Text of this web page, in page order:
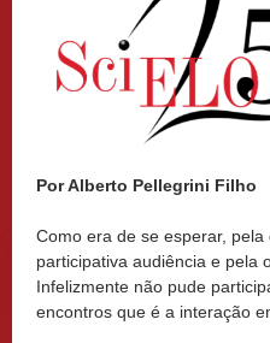
Por Alberto Pellegrini Filho
Como era de se esperar,
participativa audiência e pela
Infelizmente não pude
encontros que é a interação